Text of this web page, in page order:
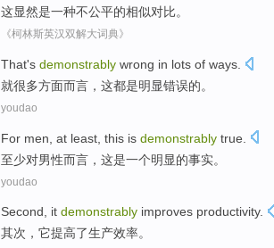
这显然是一种不公平的相似对比。
《柯林斯英汉双解大词典》
That's demonstrably wrong in lots of ways
就很多方面而言， 这都是明显错误的。
youdao
For men at least this is demonstrably true
至少对男性而言， 这是一个明显的事实。
youdao
Second, it demonstrably improves productivity.
其次 ， 它提高了生产效率。